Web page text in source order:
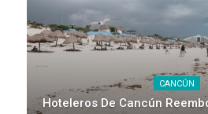
CANCÚN
Hoteleros De Cancún